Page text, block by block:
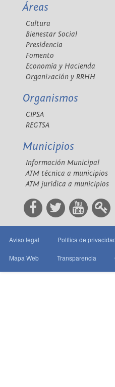
Áreas
Cultura
Bienestar Social
Presidencia
Fomento
Economía y Hacienda
Organización y RRHH
Organismos
CIPSA
REGTSA
Municipios
Información Municipal
ATM técnica a municipios
ATM jurídica a municipios
Aviso legal Política de
Mapa Web Transparencia